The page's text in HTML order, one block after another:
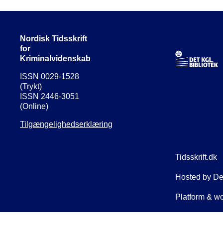
Nordisk Tidsskrift
for
Kriminalvidenskab
ISSN 0029-1528
(Trykt)
ISSN 2446-3051
(Online)
Tilgængelighedserklæring